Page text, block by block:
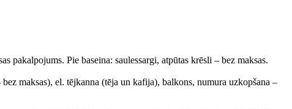
pakalpojums. Pie baseina: saulessargi, atpūtas krēsli – bez maksas.
maksas), el. tējkanna (tēja un kafija), balkons, numura uzkopšana –